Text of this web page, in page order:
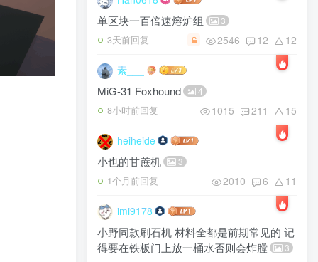
单区块一百倍速熔炉组 3
3天前回复 2546 12 12
素___
MiG-31 Foxhound 4
8小时前回复 1015 211 15
heiheide
小也的甘蔗机 3
1个月前回复 2010 6 11
imi9178
小野同款刷石机 材料全都是前期常见的 记
得要在铁板门上放一桶水否则会炸膛
3